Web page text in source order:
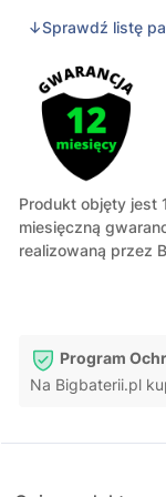
↓Sprawdź listę
Produkt objęty jest
miesięczną
realizowaną przez
Program
Na Bigbaterii.pl